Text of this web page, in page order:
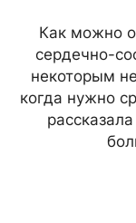
Как можно
сердечно-
некоторым
когда нужно